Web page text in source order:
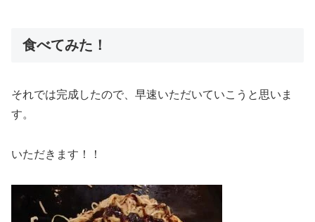
食べてみた！
それでは完成したので、早速いただいていこうと思いま
す。
いただきます！！